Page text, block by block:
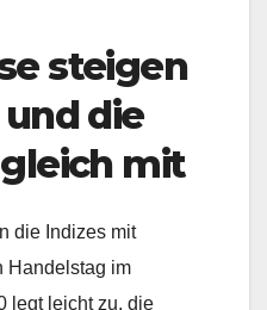
steigen
und die
mit
die Indizes mit
Handelstag im
legt leicht zu, die